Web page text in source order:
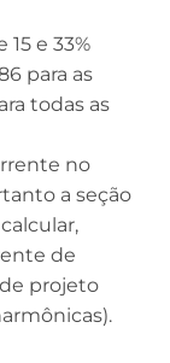
e 33%
para as
todas as
no
a seção
de
projeto